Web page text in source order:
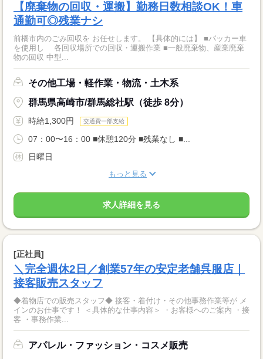
【廃棄物の回収・運搬】勤務日数相談OK！車
通勤可◎残業ナシ
前橋市内のごみ回収を お任せします。 【具体的には】 ■パッカー車
を使用し 各回収場所での回収・運搬作業 ■一般廃棄物、産業廃棄
物の回収 中型...
その他工場・軽作業・物流・土木系
群馬県高崎市/群馬総社駅（徒歩 8分）
時給1,300円 交通費一部支給
07：00〜16：00 ■休憩120分 ■残業なし ■...
日曜日
もっと見る
求人詳細を見る
[正社員]
＼完全週休2日／創業57年の安定老舗呉服店｜
接客販売スタッフ
◆着物店での販売スタッフ◆ 接客・着付け・その他事務作業等が メ
インのお仕事です！ ＜具体的な仕事内容＞ ・お客様へのご案内 ・接
客 ・事務作業...
アパレル・ファッション・コスメ販売